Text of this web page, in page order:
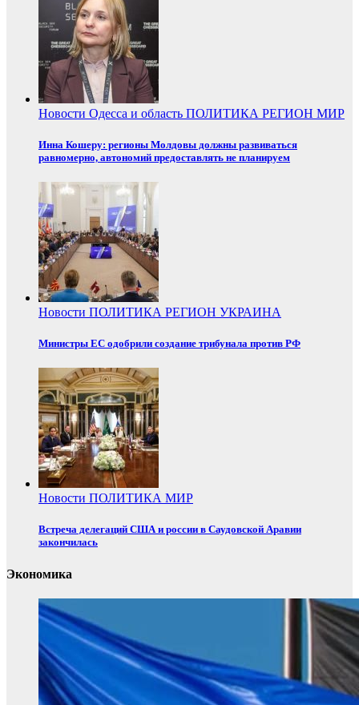
Новости Одесса и область ПОЛИТИКА РЕГИОН МИР
Инна Кошеру: регионы Молдовы должны развиваться
равномерно, автономий предоставлять не планируем
Новости ПОЛИТИКА РЕГИОН УКРАИНА
Министры ЕС одобрили создание трибунала против РФ
Новости ПОЛИТИКА МИР
Встреча делегаций США и россии в Саудовской Аравии
закончилась
Экономика